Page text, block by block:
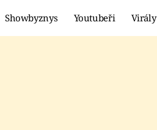
Showbyznys Youtubeři Virály